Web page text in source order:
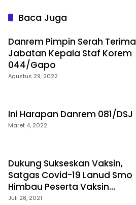
Baca Juga
Danrem Pimpin Serah Terima
Jabatan Kepala Staf Korem
044/Gapo
Agustus 29, 2022
Ini Harapan Danrem 081/DSJ
Maret 4, 2022
Dukung Sukseskan Vaksin,
Satgas Covid-19 Lanud Smo
Himbau Peserta Vaksin
Terapkan Prokes
Juli 28, 2021